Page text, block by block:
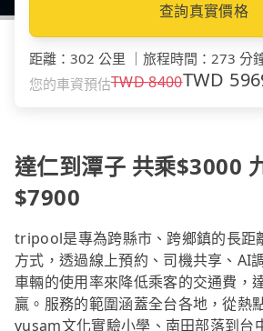
查詢真實價格
距離 ： 302 公里 旅程時間 ： 273 分
您的車資預估TWD8400TWD
達仁到潭子 共乘$3000
$7900
tripool是專為跨縣市、跨鄉鎮的長距
方式，透過線上預約、司機共享、AI
車輛的使用率來降低乘客的交通費，
贏。服務的範圍涵蓋全台各地，從熱
vusam文化實驗小學、南田部落到台